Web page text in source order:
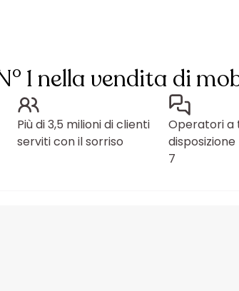
1 nella vendita di
Più di 3,5 milioni di clienti
serviti con il sorriso
Operatori a
disposizione
7